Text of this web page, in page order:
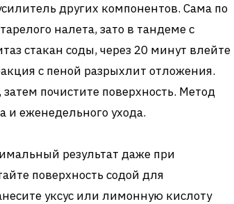
других компонентов. Сама по
налета, зато в тандеме с
стакан соды, через 20 минут влейте
с пеной разрыхлит отложения.
почистите поверхность. Метод
и еженедельного ухода.
результат даже при
поверхность содой для
уксус или лимонную кислоту